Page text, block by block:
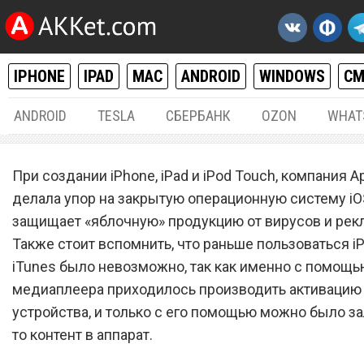
IPHONE IPAD MAC ANDROID WINDOWS
ANDROID TESLA СБЕРБАНК OZON
Как увеличить время
автономной работы
и iPod Touch при
видео
При создании iPhone, iPad и iPod Touch, компания
делала упор на закрытую операционную систему
защищает «яблочную» продукцию от вирусов и
Также стоит вспомнить, что раньше пользоваться
iTunes было невозможно, так как именно с
медиаплеера приходилось производить активацию
устройства, и только с его помощью можно было
то контент в аппарат.